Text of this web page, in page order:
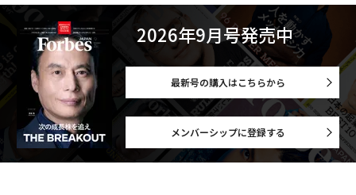
2026年9月号発売中
最新号の購入はこちらから
メンバーシップに登録する